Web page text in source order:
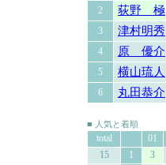
2 荻野 極
3 津村明秀
4 原 優介
5 横山琉人
6 丸田恭介
■ 人気と着順
total 01
15
1 3